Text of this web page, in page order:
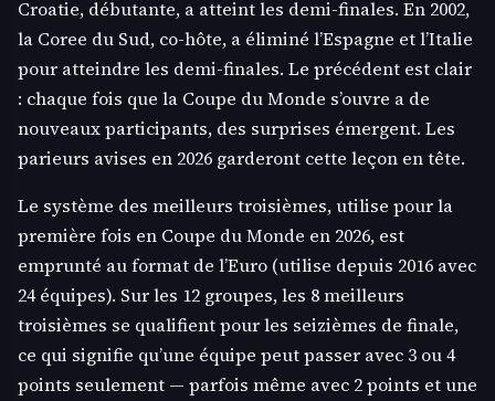
Croatie, débutante, a atteint les demi-finales. En 2002,
la Coree du Sud, co-hôte, a éliminé l’Espagne et l’Italie
pour atteindre les demi-finales. Le précédent est clair
: chaque fois que la Coupe du Monde s’ouvre a de
nouveaux participants, des surprises émergent. Les
parieurs avises en 2026 garderont cette leçon en tête.
Le système des meilleurs troisièmes, utilise pour la
première fois en Coupe du Monde en 2026, est
emprunté au format de l’Euro (utilise depuis 2016 avec
24 équipes). Sur les 12 groupes, les 8 meilleurs
troisièmes se qualifient pour les seizièmes de finale,
ce qui signifie qu’une équipe peut passer avec 3 ou 4
points seulement — parfois même avec 2 points et une